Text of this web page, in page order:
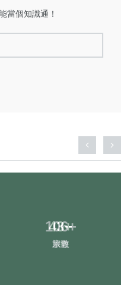
當個知識通！
43+
宗教